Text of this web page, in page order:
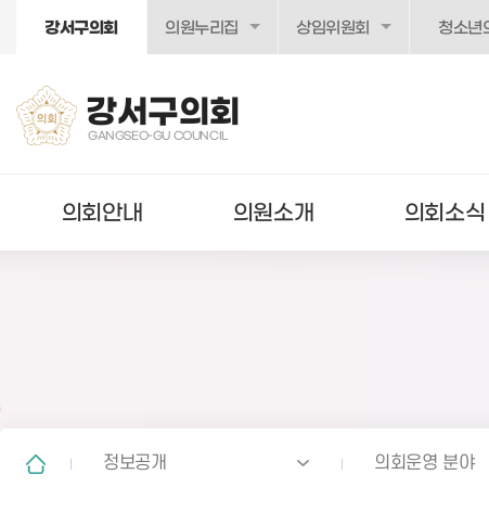
강서구의회 의원누리집 상임위원회 청소년
강서구의회
GANGSEO-GU COUNCIL
의회안내 의원소개 의회소식
정보공개 의회운영 분야